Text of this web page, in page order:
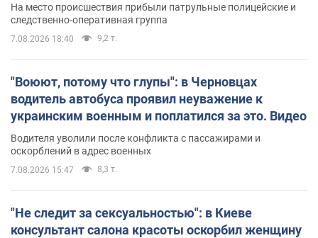
На место происшествия прибыли патрульные полицейские и
следственно-оперативная группа
7.08.2026 18:40 9,2 т.
"Воюют, потому что глупы": в Черновцах
водитель автобуса проявил неуважение к
украинским военным и поплатился за это. Видео
Водителя уволили после конфликта с пассажирами и
оскорблений в адрес военных
7.08.2026 15:47 8,3 т.
"Не следит за сексуальностью": в Киеве
консультант салона красоты оскорбил женщину